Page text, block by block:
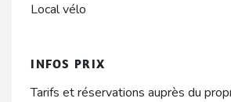
Local vélo
INFOS PRIX
Tarifs et réservations auprès du